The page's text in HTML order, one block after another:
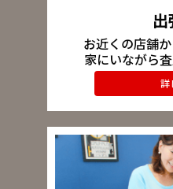
お近くの店舗
家にいながら
詳